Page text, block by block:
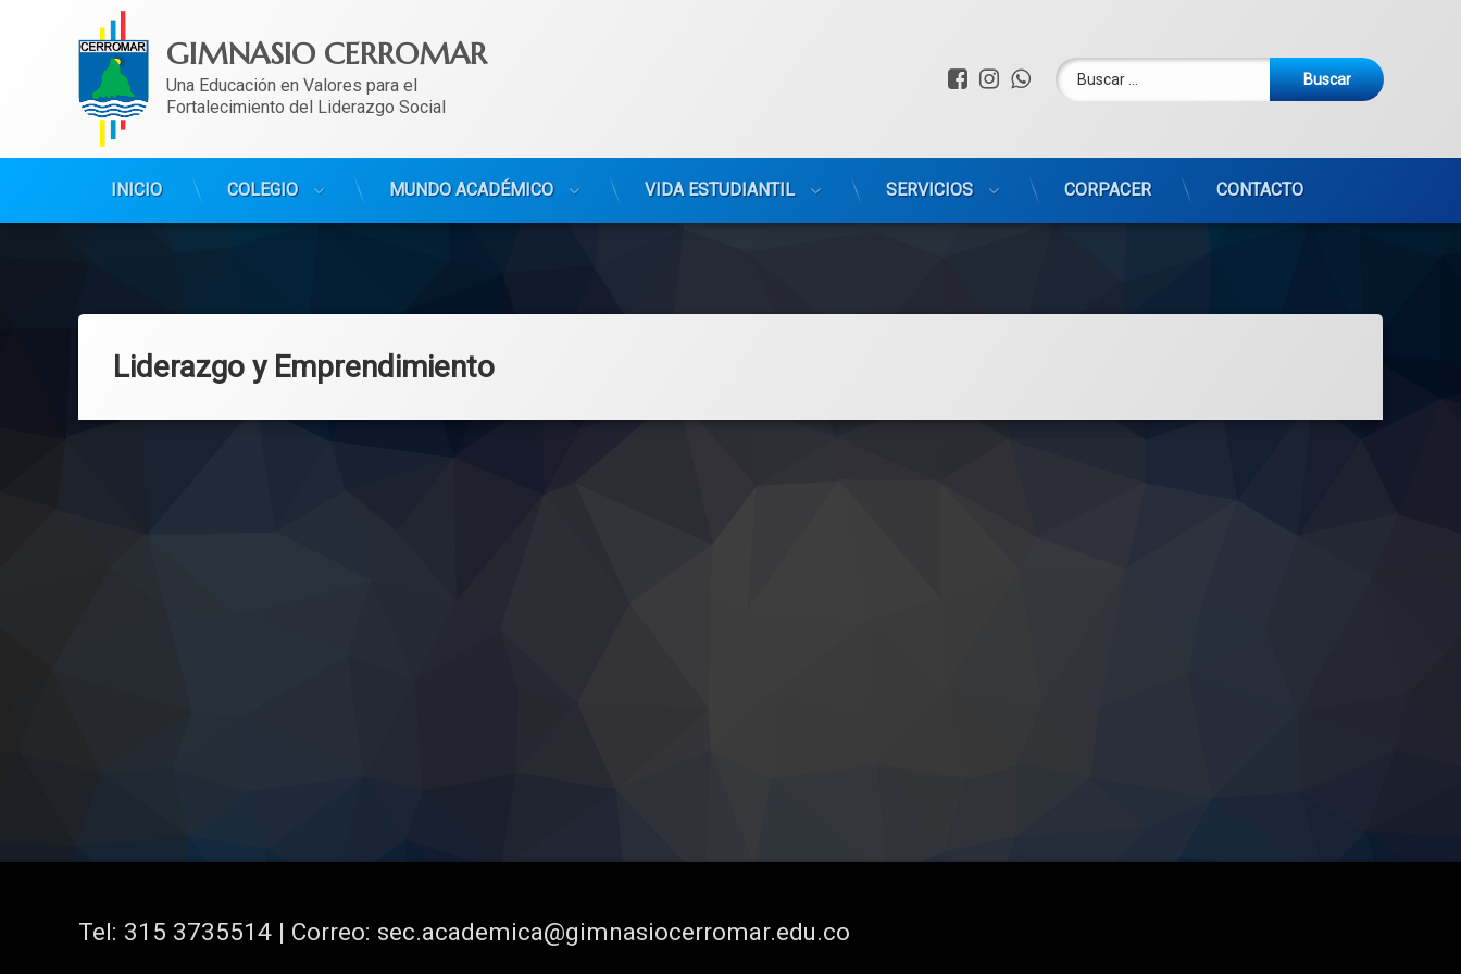
GIMNASIO CERROMAR
Una Educación en Valores para el
Fortalecimiento del Liderazgo Social
Facebook
Instagram
WhatsApp
Buscar:
INICIO COLEGIO MUNDO ACADÉMICO VIDA ESTUDIANTIL SERVICIOS CORPACER CONTACTO
Liderazgo y Emprendimiento
Tel: 315 3735514 | Correo: sec.academica@gimnasiocerromar.edu.co